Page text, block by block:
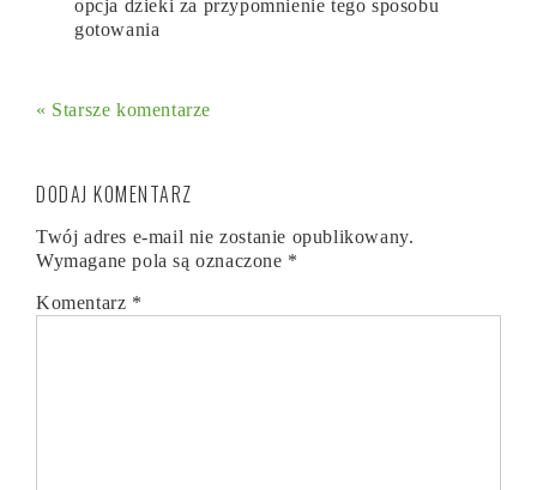
opcja dzieki za przypomnienie tego sposobu
gotowania
« Starsze komentarze
DODAJ KOMENTARZ
Twój adres e-mail nie zostanie opublikowany.
Wymagane pola są oznaczone *
Komentarz *